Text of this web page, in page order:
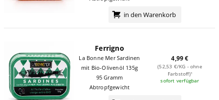
in den Warenkorb
Ferrigno
La Bonne Mer Sardinen
mit Bio-Olivenöl 135g
95 Gramm
Abtropfgewicht
4,99 €
(52,53 €/KG - ohne
Farbstoff)¹
sofort verfügbar